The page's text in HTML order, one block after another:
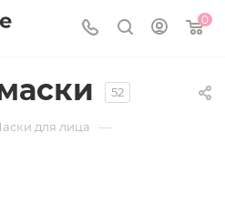
0
52
для лица —